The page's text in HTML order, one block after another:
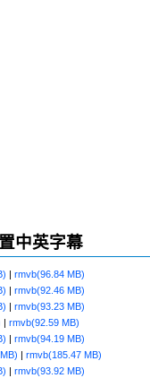
中英字幕
| rmvb(96.84 MB)
| rmvb(92.46 MB)
| rmvb(93.23 MB)
| rmvb(92.59 MB)
| rmvb(94.19 MB)
| rmvb(185.47 MB)
| rmvb(93.92 MB)